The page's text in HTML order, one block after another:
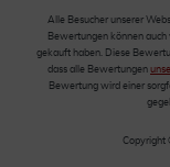
Alle Besucher unserer
Bewertungen können auch
gekauft haben. Diese
dass alle Bewertungen
Bewertung wird einer
Copyright